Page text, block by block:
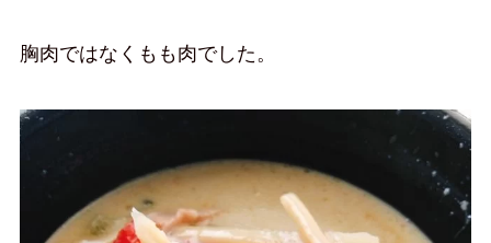
胸肉ではなくもも肉でした。